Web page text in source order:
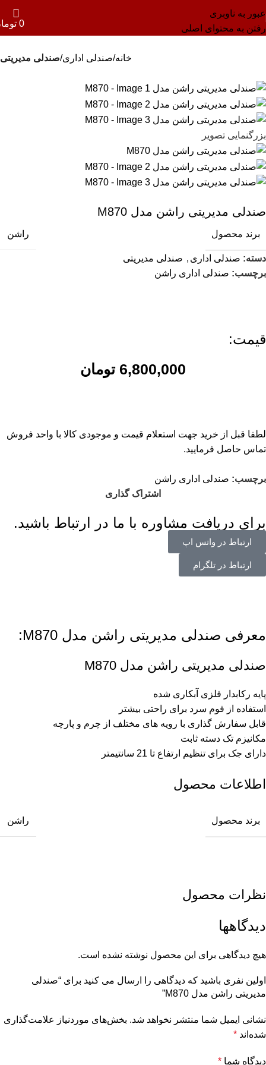
عبور به ناوبری
رفتن به محتوای اصلی
0
خانه صندلی اداری صندلی مدیریتی
بزرگنمایی تصویر
صندلی مدیریتی راشن مدل M870
برند محصول راشن
دسته: صندلی اداری , صندلی مدیریتی
برچسب: صندلی اداری راشن
قیمت:
6,800,000 تومان
لطفا قبل از خرید جهت استعلام قیمت و موجودی کالا با واحد فروش
تماس حاصل فرمایید.
برچسب: صندلی اداری راشن
اشتراک گذاری
برای دریافت مشاوره با ما در ارتباط باشید.
ارتباط در واتس اپ
ارتباط در تلگرام
معرفی صندلی مدیریتی راشن مدل M870:
صندلی مدیریتی راشن مدل M870
پایه رکابدار فلزی آبکاری شده
استفاده از فوم سرد برای راحتی بیشتر
قابل سفارش گذاری با رویه های مختلف از چرم و پارچه
مکانیزم تک دسته ثابت
دارای جک برای تنظیم ارتفاع تا 21 سانتیمتر
اطلاعات محصول
برند محصول راشن
نظرات محصول
دیدگاهها
هیچ دیدگاهی برای این محصول نوشته نشده است.
اولین نفری باشید که دیدگاهی را ارسال می کنید برای “صندلی
مدیریتی راشن مدل M870”
نشانی ایمیل شما منتشر نخواهد شد. بخش‌های موردنیاز علامت‌گذاری
شده‌اند *
دیدگاه شما *